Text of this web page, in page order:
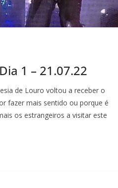
1 – 21.07.22
de Louro voltou a receber o
fazer mais sentido ou porque é
os estrangeiros a visitar este